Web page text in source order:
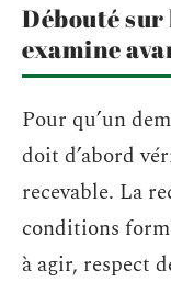
Débouté sur
examine
Pour qu’un
doit d’abord
recevable. La
conditions
à agir, respect